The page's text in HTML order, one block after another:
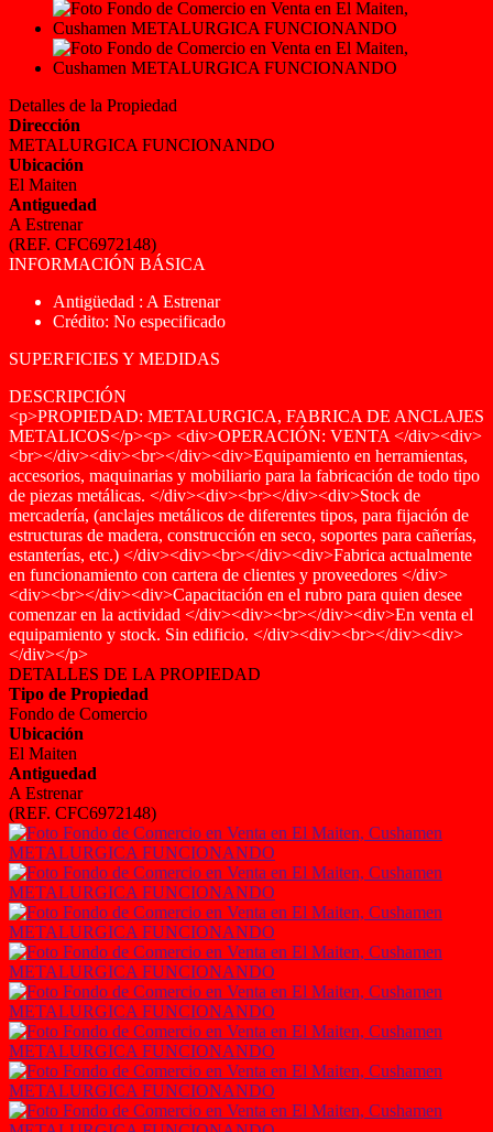
Detalles de la Propiedad
Dirección
METALURGICA FUNCIONANDO
Ubicación
El Maiten
Antiguedad
A Estrenar
(REF. CFC6972148)
INFORMACIÓN BÁSICA
Antigüedad : A Estrenar
Crédito: No especificado
SUPERFICIES Y MEDIDAS
DESCRIPCIÓN
<p>PROPIEDAD: METALURGICA, FABRICA DE ANCLAJES
METALICOS</p><p> <div>OPERACIÓN: VENTA </div><div>
<br></div><div><br></div><div>Equipamiento en herramientas,
accesorios, maquinarias y mobiliario para la fabricación de todo tipo
de piezas metálicas. </div><div><br></div><div>Stock de
mercadería, (anclajes metálicos de diferentes tipos, para fijación de
estructuras de madera, construcción en seco, soportes para cañerías,
estanterías, etc.) </div><div><br></div><div>Fabrica actualmente
en funcionamiento con cartera de clientes y proveedores </div>
<div><br></div><div>Capacitación en el rubro para quien desee
comenzar en la actividad </div><div><br></div><div>En venta el
equipamiento y stock. Sin edificio. </div><div><br></div><div>
</div></p>
DETALLES DE LA PROPIEDAD
Tipo de Propiedad
Fondo de Comercio
Ubicación
El Maiten
Antiguedad
A Estrenar
(REF. CFC6972148)